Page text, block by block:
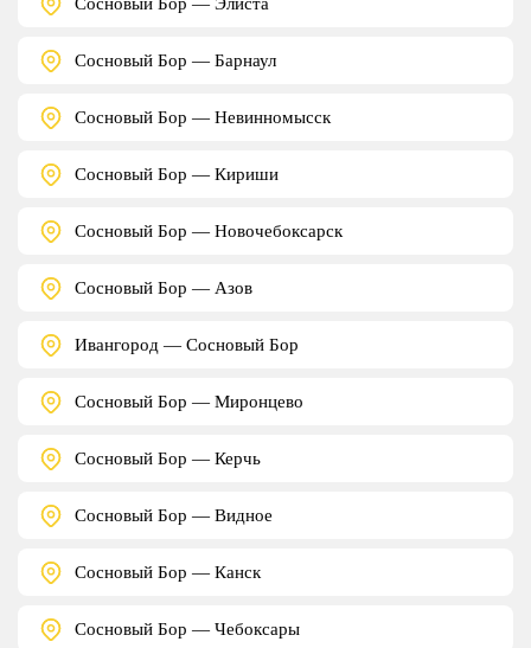
Сосновый Бор — Барнаул
Сосновый Бор — Невинномысск
Сосновый Бор — Кириши
Сосновый Бор — Новочебоксарск
Сосновый Бор — Азов
Ивангород — Сосновый Бор
Сосновый Бор — Миронцево
Сосновый Бор — Керчь
Сосновый Бор — Видное
Сосновый Бор — Канск
Сосновый Бор — Чебоксары